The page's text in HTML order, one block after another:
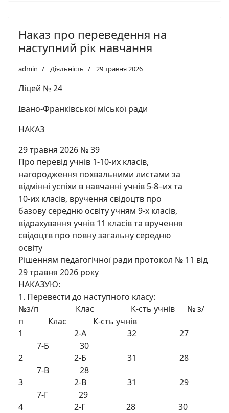
Наказ про переведення на
наступний рік навчання
admin Діяльність 29 травня 2026
Ліцей № 24
Івано-Франківської міської ради
НАКАЗ
29 травня 2026 № 39
Про перевід учнів 1-10-их класів,
нагородження похвальними листами за
відмінні успіхи в навчанні учнів 5-8–их та
10-их класів, вручення свідоцтв про
базову середню освіту учням 9-х класів,
відрахування учнів 11 класів та вручення
свідоцтв про повну загальну середню
освіту
Рішенням педагогічної ради протокол № 11 від
29 травня 2026 року
НАКАЗУЮ:
1. Перевести до наступного класу:
№з/п Клас К-сть учнів № з/
п Клас К-сть учнів
1 2-А 32 27
7-Б 30
2 2-Б 31 28
7-В 28
3 2-В 31 29
7-Г 29
4 2-Г 28 30